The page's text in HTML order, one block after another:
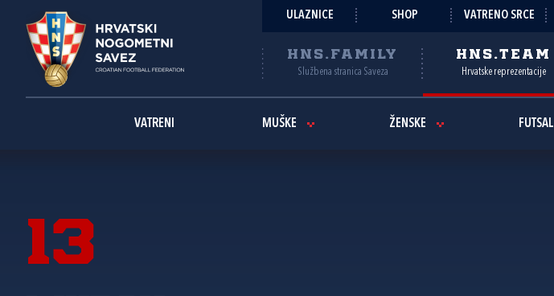
ULAZNICE SHOP VATRENO SRCE
HNS.FAMILY
Službena stranica Saveza
HNS.TEAM
Hrvatske reprezentacije
VATRENI MUŠKE ŽENSKE FUTSAL
13